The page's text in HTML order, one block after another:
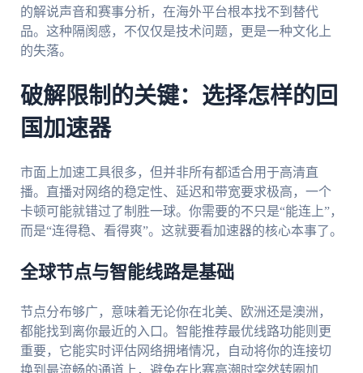
的解说声音和赛事分析，在海外平台根本找不到替代
品。这种隔阂感，不仅仅是技术问题，更是一种文化上
的失落。
破解限制的关键：选择怎样的回
国加速器
市面上加速工具很多，但并非所有都适合用于高清直
播。直播对网络的稳定性、延迟和带宽要求极高，一个
卡顿可能就错过了制胜一球。你需要的不只是“能连上”，
而是“连得稳、看得爽”。这就要看加速器的核心本事了。
全球节点与智能线路是基础
节点分布够广，意味着无论你在北美、欧洲还是澳洲，
都能找到离你最近的入口。智能推荐最优线路功能则更
重要，它能实时评估网络拥堵情况，自动将你的连接切
换到最流畅的通道上，避免在比赛高潮时突然转圈加